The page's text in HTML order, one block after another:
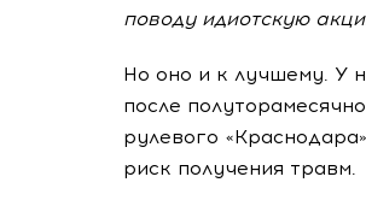
поводу идиотскую
Но оно и к лучшему. У
после
рулевого
риск получения травм.